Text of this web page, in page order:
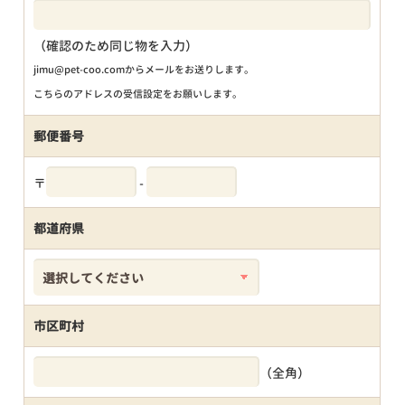
（確認のため同じ物を入力）
jimu@pet-coo.comからメールをお送りします。
こちらのアドレスの受信設定をお願いします。
郵便番号
〒 -
都道府県
市区町村
（全角）